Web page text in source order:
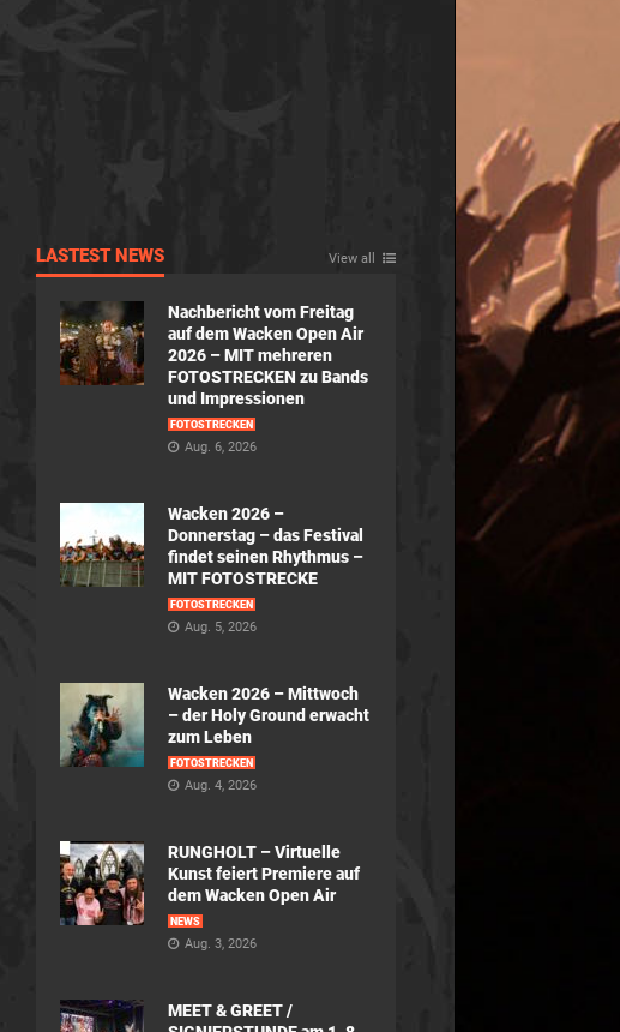
LASTEST NEWS View all
Nachbericht vom Freitag
auf dem Wacken Open Air
2026 – MIT mehreren
FOTOSTRECKEN zu Bands
und Impressionen
FOTOSTRECKEN
Aug. 6, 2026
Wacken 2026 –
Donnerstag – das Festival
findet seinen Rhythmus –
MIT FOTOSTRECKE
FOTOSTRECKEN
Aug. 5, 2026
Wacken 2026 – Mittwoch
– der Holy Ground erwacht
zum Leben
FOTOSTRECKEN
Aug. 4, 2026
RUNGHOLT – Virtuelle
Kunst feiert Premiere auf
dem Wacken Open Air
NEWS
Aug. 3, 2026
MEET & GREET /